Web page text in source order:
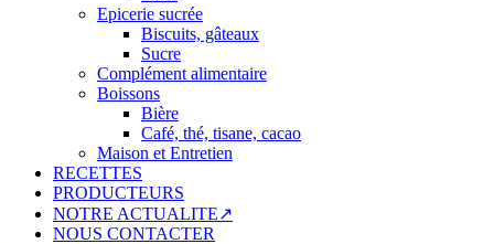
Epicerie sucrée
Biscuits, gâteaux
Sucre
Complément alimentaire
Boissons
Bière
Café, thé, tisane, cacao
Maison et Entretien
RECETTES
PRODUCTEURS
NOTRE ACTUALITE↗
NOUS CONTACTER